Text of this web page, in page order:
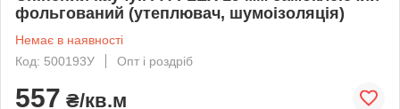
фольгований (утеплювач, шумоізоляція)
Немає в наявності
Код: 500193У
Опт і роздріб
557 ₴/кв.м